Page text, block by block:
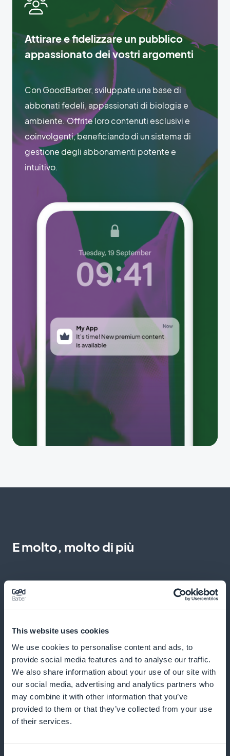
This website uses cookies
We use cookies to personalise content and ads, to
provide social media features and to analyse our traffic.
We also share information about your use of our site with
our social media, advertising and analytics partners who
may combine it with other information that you’ve
provided to them or that they’ve collected from your use
of their services.
Attirare e fidelizzare un pubblico
appassionato dei vostri argomenti
Con GoodBarber, sviluppate una base di
abbonati fedeli, appassionati di biologia e
ambiente. Offrite loro contenuti esclusivi e
coinvolgenti, beneficiando di un sistema di
gestione degli abbonamenti potente e
intuitivo.
E molto, molto di più
Statistiche dettagliate sugli abbonati ai
contenuti di biologia e ambiente
Accedete ad analisi precise dei vostri abbonati e
ottimizzate la vostra strategia di contenuti